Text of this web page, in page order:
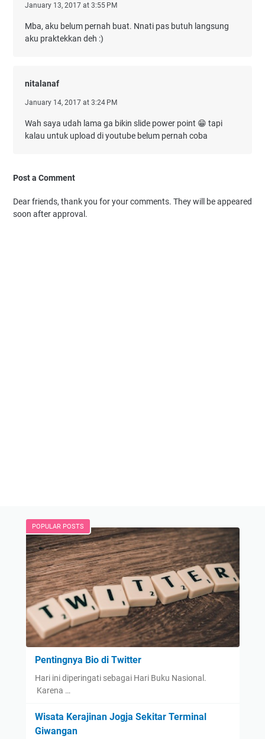
January 13, 2017 at 3:55 PM
Mba, aku belum pernah buat. Nnati pas butuh langsung
aku praktekkan deh :)
nitalanaf
January 14, 2017 at 3:24 PM
Wah saya udah lama ga bikin slide power point 😁 tapi
kalau untuk upload di youtube belum pernah coba
Post a Comment
Dear friends, thank you for your comments. They will be appeared
soon after approval.
POPULAR POSTS
Pentingnya Bio di Twitter
Hari ini diperingati sebagai Hari Buku Nasional.
Karena …
Wisata Kerajinan Jogja Sekitar Terminal
Giwangan